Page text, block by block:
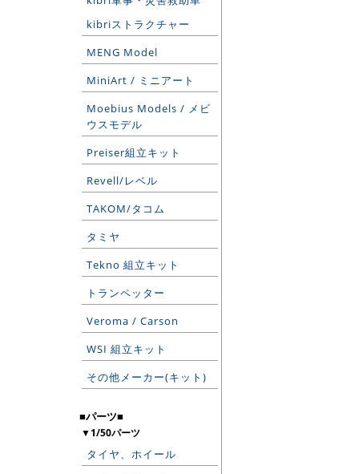
kibriストラクチャー
MENG Model
MiniArt / ミニアート
Moebius Models / メビ
ウスモデル
Preiser組立キット
Revell/レベル
TAKOM/タコム
タミヤ
Tekno 組立キット
トランペッター
Veroma / Carson
WSI 組立キット
その他メーカー(キット)
■パーツ■
▼1/50パーツ
タイヤ、ホイール